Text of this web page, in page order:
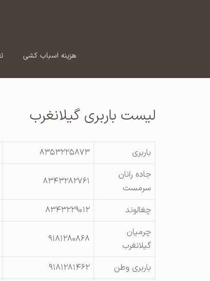
هزینه اسباب کشی
لیست باربری گیلانغرب
باربری ۸۳۵۳۲۲۵۸۷۳
جاده رانان
سرمست
۸۳۴۳۲۸۲۷۶۱
چغالوند
۸۳۴۳۲۲۹۰۱۲
چرمیان
گیلانغرب
۹۱۸۱۲۸۰۸۶۸
باربری وطن
۹۱۸۱۲۸۱۴۶۲